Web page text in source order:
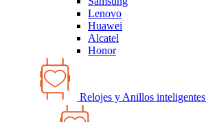
Lenovo
Huawei
Alcatel
Honor
Relojes y Anillos inteligentes